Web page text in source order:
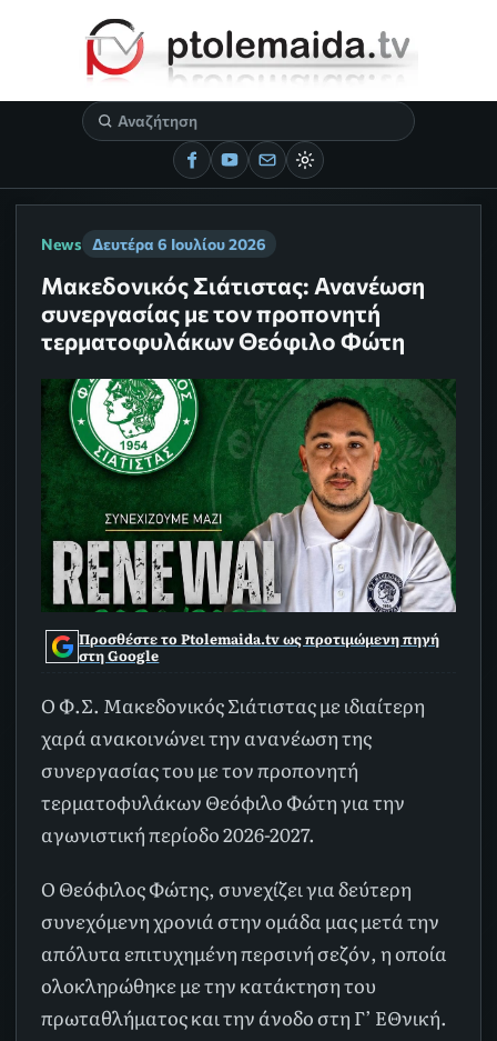
News Δευτέρα 6 Ιουλίου 2026
Μακεδονικός Σιάτιστας: Ανανέωση
συνεργασίας με τον προπονητή
τερματοφυλάκων Θεόφιλο Φώτη
Προσθέστε το Ptolemaida.tv ως προτιμώμενη πηγή
στη Google
Ο Φ.Σ. Μακεδονικός Σιάτιστας με ιδιαίτερη
χαρά ανακοινώνει την ανανέωση της
συνεργασίας του με τον προπονητή
τερματοφυλάκων Θεόφιλο Φώτη για την
αγωνιστική περίοδο 2026-2027.
Ο Θεόφιλος Φώτης, συνεχίζει για δεύτερη
συνεχόμενη χρονιά στην ομάδα μας μετά την
απόλυτα επιτυχημένη περσινή σεζόν, η οποία
ολοκληρώθηκε με την κατάκτηση του
πρωταθλήματος και την άνοδο στη Γ’ ΕΘνική.